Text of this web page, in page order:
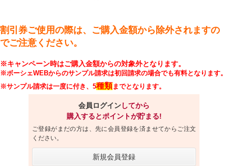
割引券ご使用の際は、ご購入金額から除外されますの
でご注意ください。
※キャンペーン時はご購入金額からの対象外となります。
※ボーシェWEBからのサンプル請求は初回請求の場合でも有料となります。
※サンプル請求は一度に付き、5種類までとなります。
会員ログインしてから
購入するとポイントが貯まる!
ご登録がまだの方は、先に会員登録を済ませてからご注文
ください。
新規会員登録